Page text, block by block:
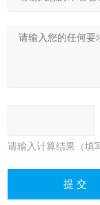
请输入计算结果（填